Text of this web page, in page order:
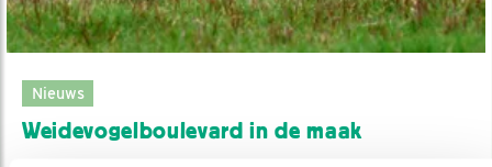
Nieuws
Weidevogelboulevard in de maak